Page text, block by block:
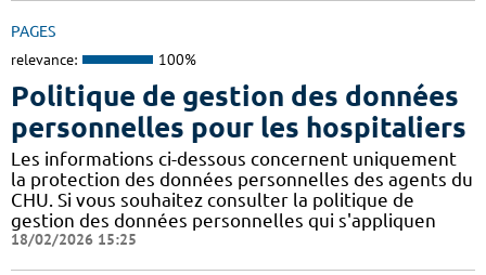
PAGES
relevance: 100%
Politique de gestion des données
personnelles pour les hospitaliers
Les informations ci-dessous concernent uniquement
la protection des données personnelles des agents du
CHU. Si vous souhaitez consulter la politique de
gestion des données personnelles qui s'appliquen
18/02/2026 15:25